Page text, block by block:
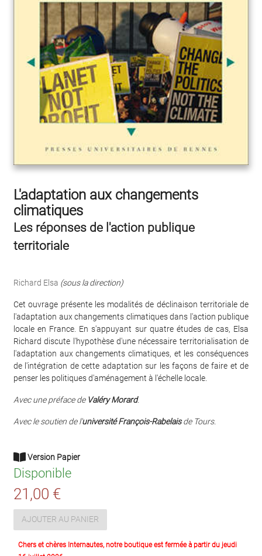
L'adaptation aux changements
climatiques
Les réponses de l'action publique
territoriale
Richard Elsa (sous la direction)
Cet ouvrage présente les modalités de déclinaison territoriale de
l'adaptation aux changements climatiques dans l'action publique
locale en France. En s'appuyant sur quatre études de cas, Elsa
Richard discute l'hypothèse d'une nécessaire territorialisation de
l'adaptation aux changements climatiques, et les conséquences
de l'intégration de cette adaptation sur les façons de faire et de
penser les politiques d'aménagement à l'échelle locale.
Avec une préface de Valéry Morard.
Avec le soutien de l'université François-Rabelaisde Tours.
Version Papier
Disponible
21,00 €
AJOUTER AU PANIER
Chers et chères Internautes, notre boutique est fermée à partir du jeudi